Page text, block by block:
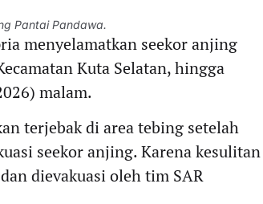
Pantai Pandawa.
menyelamatkan seekor anjing
Kuta Selatan, hingga
malam.
terjebak di area tebing setelah
seekor anjing. Karena kesulitan
dievakuasi oleh tim SAR